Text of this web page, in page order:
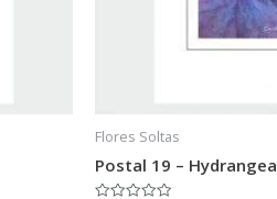
Flores Soltas
Postal 19 – Hydrangea